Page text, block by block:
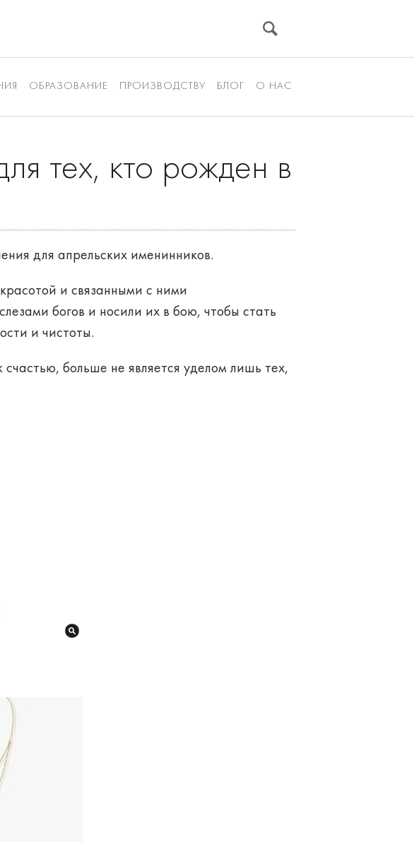
ОБРАЗОВАНИЕ ПРОИЗВОДСТВУ БЛОГ О НАС
тех, кто рожден в
для апрельских именинников.
и связанными с ними
богов и носили их в бою, чтобы стать
и чистоты.
больше не является уделом лишь тех,